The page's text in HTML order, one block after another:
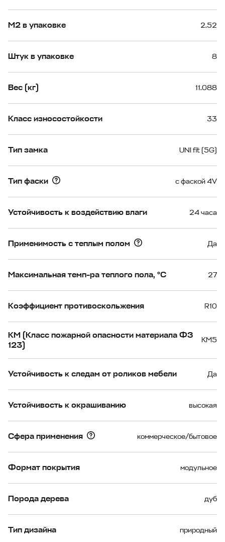
М2 в упаковке 2.52
Штук в упаковке 8
Вес (кг) 11.088
Класс износостойкости 33
Тип замка UNI fit (5G)
Тип фаски с фаской 4V
Устойчивость к воздействию влаги 24 часа
Применимость с теплым полом Да
Максимальная темп-ра теплого пола, °С 27
Коэффициент противоскольжения R10
КМ (Класс пожарной опасности материала ФЗ
123)
КМ5
Устойчивость к следам от роликов мебели Да
Устойчивость к окрашиванию высокая
Сфера применения коммерческое/бытовое
Формат покрытия модульное
Порода дерева дуб
Тип дизайна природный